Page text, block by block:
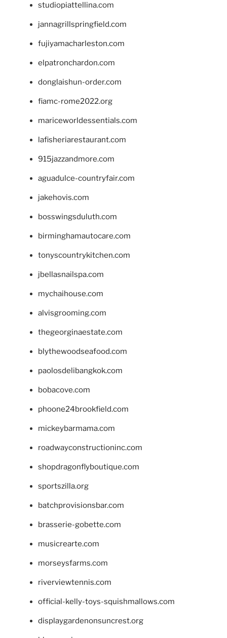
studiopiattellina.com
jannagrillspringfield.com
fujiyamacharleston.com
elpatronchardon.com
donglaishun-order.com
fiamc-rome2022.org
mariceworldessentials.com
lafisheriarestaurant.com
915jazzandmore.com
aguadulce-countryfair.com
jakehovis.com
bosswingsduluth.com
birminghamautocare.com
tonyscountrykitchen.com
jbellasnailspa.com
mychaihouse.com
alvisgrooming.com
thegeorginaestate.com
blythewoodseafood.com
paolosdelibangkok.com
bobacove.com
phoone24brookfield.com
mickeybarmama.com
roadwayconstructioninc.com
shopdragonflyboutique.com
sportszilla.org
batchprovisionsbar.com
brasserie-gobette.com
musicrearte.com
morseysfarms.com
riverviewtennis.com
official-kelly-toys-squishmallows.com
displaygardenonsuncrest.org